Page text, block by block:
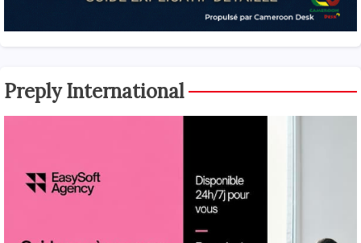
Preply International